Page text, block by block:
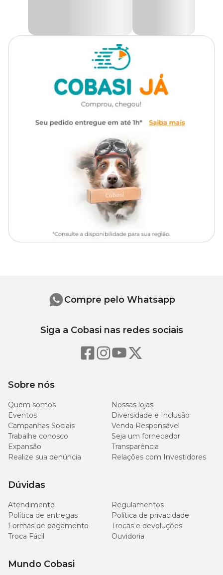
Nitrogênio, Fósforo e Potássio
A cada 30 dias
Característica Pó
Dosagem de acordo com a
planta. Seguir orientação da
embalagem
Sobre nós
Quem somos
Nossas lojas
Eventos
Diversidade e Inclusão
Campanhas Sociais
Venda Responsável
Trabalhe conosco
Seja um fornecedor
Expansão
Transparência
Realize sua denúncia
Relações com Investidores
Dúvidas
Atendimento
Regulamentos
Política de entregas
Política de privacidade
Formas de pagamento
Trocas e devoluções
Troca Fácil
Ouvidoria
Mundo Cobasi
Compre pelo Whatsapp
Siga a Cobasi nas redes sociais